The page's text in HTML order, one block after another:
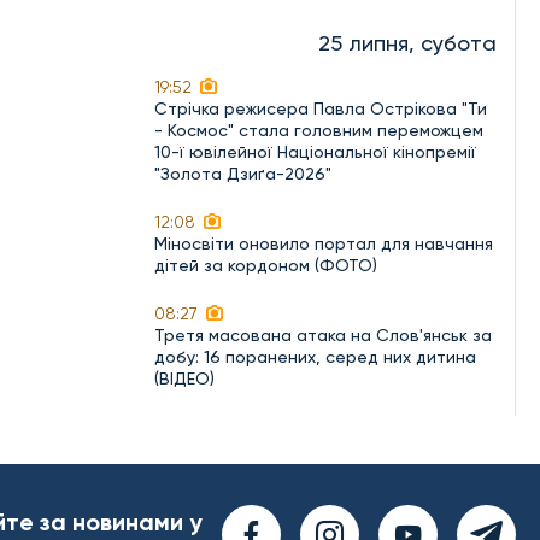
25 липня, субота
19:52
Стрічка режисера Павла Острікова "Ти
- Космос" стала головним переможцем
10-ї ювілейної Національної кінопремії
"Золота Дзиґа-2026"
12:08
Міносвіти оновило портал для навчання
дітей за кордоном (ФОТО)
08:27
Третя масована атака на Слов'янськ за
добу: 16 поранених, серед них дитина
(ВІДЕО)
за новинами у